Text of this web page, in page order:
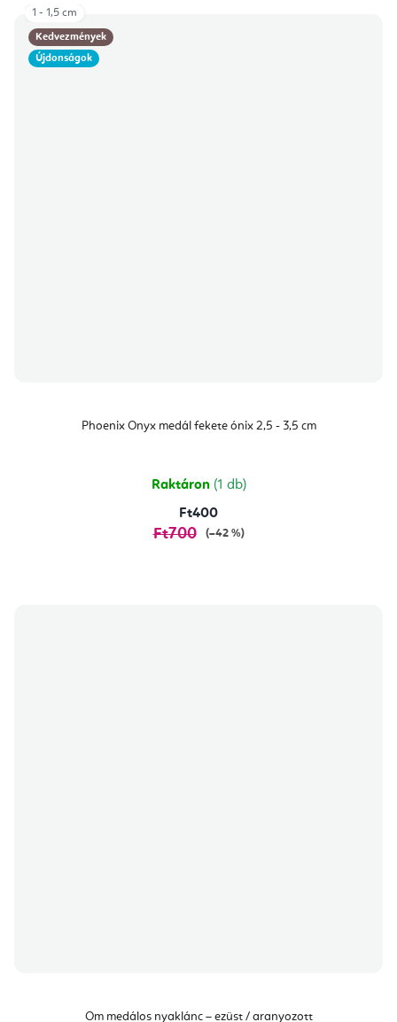
Kedvezmények
Újdonságok
Phoenix Onyx medál fekete ónix 2,5 - 3,5 cm
Raktáron (1 db)
Ft400
Ft700 (–42 %)
1 - 1,5 cm
Om medálos nyaklánc – ezüst / aranyozott